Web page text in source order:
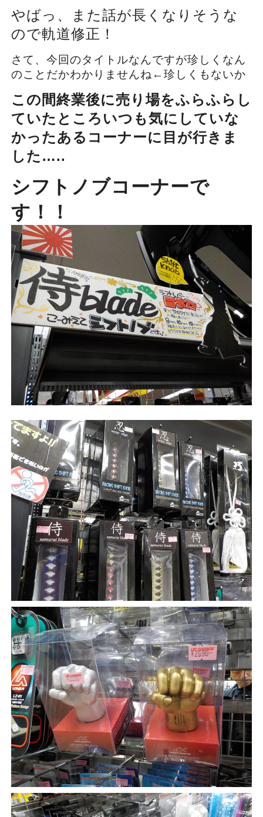
やばっ、また話が長くなりそうな
ので軌道修正！
さて、今回のタイトルなんですが珍しくなん
のことだかわかりませんね←珍しくもないか
この間終業後に売り場をふらふらし
ていたところいつも気にしていな
かったあるコーナーに目が行きま
した…..
シフトノブコーナーで
す！！